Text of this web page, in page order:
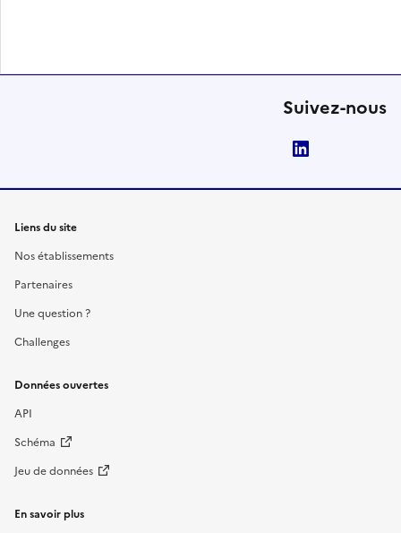
Suivez-nous
Liens du site
Nos établissements
Partenaires
Une question ?
Challenges
Données ouvertes
API
Schéma
Jeu de données
En savoir plus